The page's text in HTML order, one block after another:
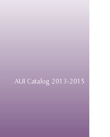
AUI Catalog 2013-2015